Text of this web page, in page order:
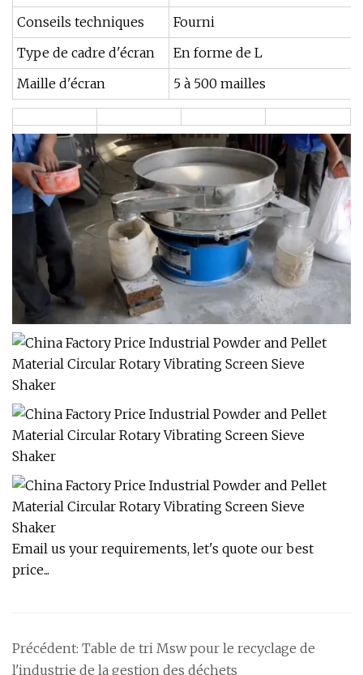
Conseils techniques
Fourni
Type de cadre d'écran
En forme de L
Maille d'écran
5 à 500 mailles
Email us your requirements, let's quote our best
price...
Précédent: Table de tri Msw pour le recyclage de
l'industrie de la gestion des déchets